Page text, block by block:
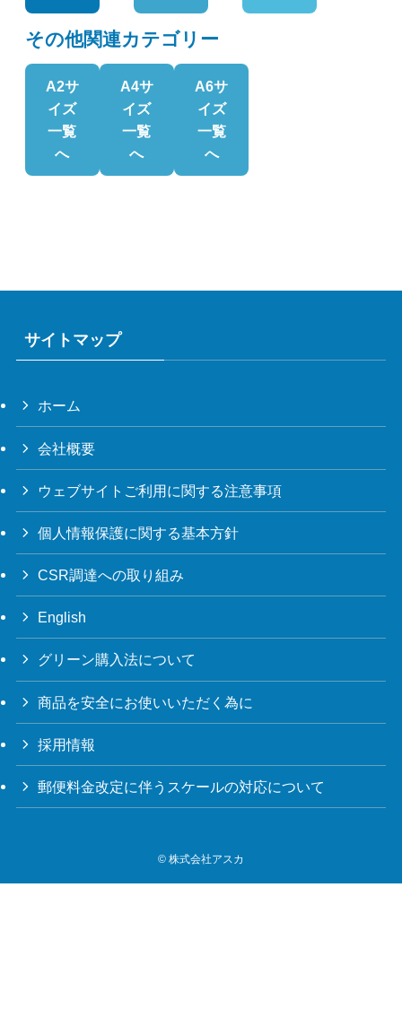
その他関連カテゴリー
A2サ
イズ
一覧
へ
A4サ
イズ
一覧
へ
A6サ
イズ
一覧
へ
サイトマップ
ホーム
会社概要
ウェブサイトご利用に関する注意事項
個人情報保護に関する基本方針
CSR調達への取り組み
English
グリーン購入法について
商品を安全にお使いいただく為に
採用情報
郵便料金改定に伴うスケールの対応について
© 株式会社アスカ